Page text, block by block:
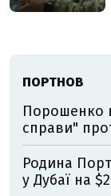
ПОРТНОВ
Порошенко
справи"
Родина
у Дубаї на